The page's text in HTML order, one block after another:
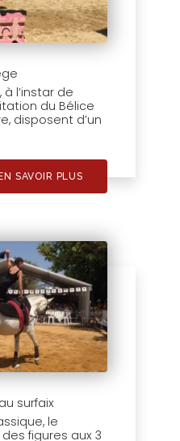
l’instar de
du Bélice
disposent d’un
EN SAVOIR PLUS
surfaix
le
figures aux 3